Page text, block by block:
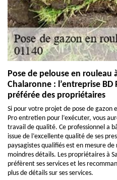
Pose de pelouse en rouleau
Chalaronne : l’entreprise
préférée des propriétaires
Si pour votre projet de pose de gazon
Pro entretien pour l’exécuter, vous
travail de qualité. Ce professionnel a
issue de l’excellente qualité de ses
paysagistes qualifiés est en mesure
moindres détails. Les propriétaires à
préfèrent ses services et les
plus de détails sur ses services.